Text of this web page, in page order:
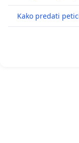
Kako predati